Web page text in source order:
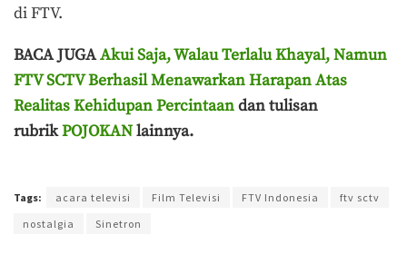
di FTV.
BACA JUGAAkui Saja, Walau Terlalu Khayal, Namun
FTV SCTV Berhasil Menawarkan Harapan Atas
Realitas Kehidupan Percintaandan tulisan
rubrikPOJOKANlainnya.
Tags: acara televisi Film Televisi FTV Indonesia
ftv sctv
nostalgia
Sinetron